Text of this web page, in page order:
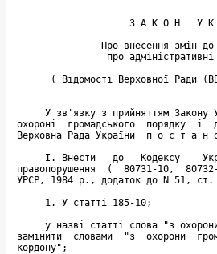
З А К О Н   У К
Про внесення змін
про
( Відомості Верховної Ради
У зв'язку з прийняттям Закону
охороні  громадського  порядку  і
Верховна Рада України  п о с т а
I. Внести   до   Кодексу
правопорушення  (  80731-10,
УРСР, 1984 р., додаток до N 51, ст.
     1. У статті 185-10;
у назві статті слова "з
замінити  словами  "з  охорони
кордону";